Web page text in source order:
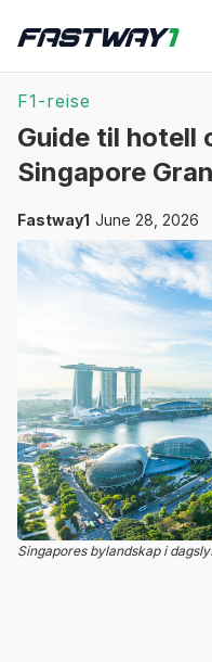
F1-reise
Guide til hotell
Singapore
Fastway1 June 28, 2026
Singapores bylandskap i